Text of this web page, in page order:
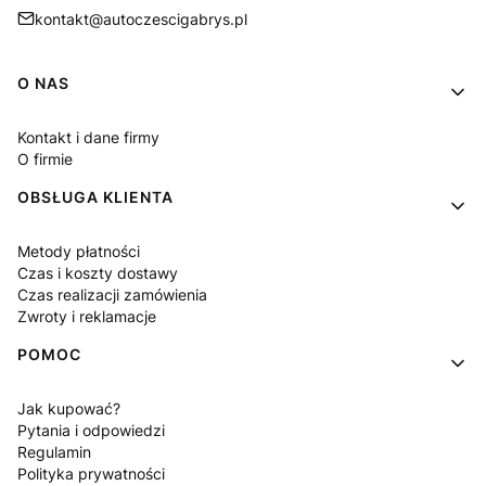
kontakt@autoczescigabrys.pl
Linki w stopce
O NAS
Kontakt i dane firmy
O firmie
OBSŁUGA KLIENTA
Metody płatności
Czas i koszty dostawy
Czas realizacji zamówienia
Zwroty i reklamacje
POMOC
Jak kupować?
Pytania i odpowiedzi
Regulamin
Polityka prywatności